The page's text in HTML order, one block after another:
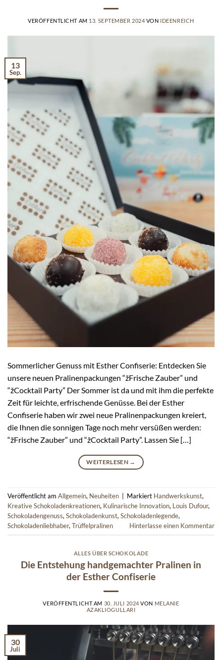
VERÖFFENTLICHT AM 13. SEPTEMBER 2024 VON IDEENREICH
13
Sep.
Sommerlicher Genuss mit Esther Confiserie: Entdecken Sie
unsere neuen Pralinenpackungen “žFrische Zauber” und
“žCocktail Party” Der Sommer ist da und mit ihm die perfekte
Zeit für leichte, erfrischende Genüsse. Bei der Esther
Confiserie haben wir zwei neue Pralinenpackungen kreiert,
die Ihnen die sonnigen Tage noch mehr versüßen werden:
“žFrische Zauber” und “žCocktail Party”. Lassen Sie […]
WEITERLESEN →
Veröffentlicht am Allgemein, Neuheiten Markiert Handwerkskunst,
Kreative Schokoladenkreationen, Kulinarische Innovation, Louis Dufour,
Schokoladengenuss,Schokoladenkunst,Schokoladenlegende,
Schokoladenliebhaber,Trüffelpralinen Hinterlasse einen Kommentar
ALLES ÜBER SCHOKOLADE
Die Entstehung handgemachter Pralinen in
der Esther Confiserie
VERÖFFENTLICHT AM 30. JULI 2024 VON MELANIE
AZAKLIOGULLARI
30
Juli